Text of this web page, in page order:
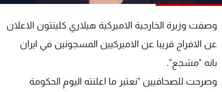
وصفت وزيرة الخارجية الاميركية هيلاري كلينتون الاعلان
عن الافراج قريبا عن الاميركيين المسجونين في ايران
بانه "مشجع".
وصرحت للصحافيين "نعتبر ما اعلنته اليوم الحكومة
الترددات
الإنـتـاج
شروط الإسـتخدام
سياسة الخصوصية